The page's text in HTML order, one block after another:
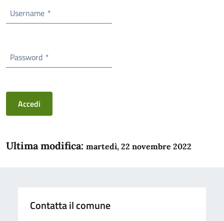
Username *
Password *
Accedi
Ultima modifica: martedì, 22 novembre 2022
Contatta il comune